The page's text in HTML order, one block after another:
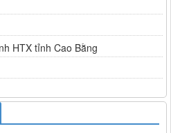
HTX tỉnh Cao Bằng